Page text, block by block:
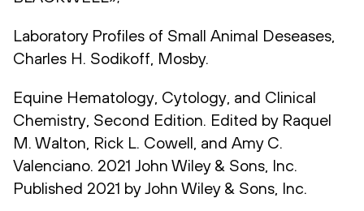
Laboratory Profiles of Small Animal Deseases,
Charles H. Sodikoff, Mosby.
Equine Hematology, Cytology, and Clinical
Chemistry, Second Edition. Edited by Raquel
M. Walton, Rick L. Cowell, and Amy C.
Valenciano. 2021 John Wiley & Sons, Inc.
Published 2021 by John Wiley & Sons, Inc.